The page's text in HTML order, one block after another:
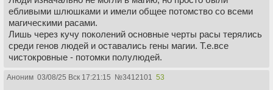
ебливыми шлюшками и имели общее потомство со всеми
магическими расами.
Лишь через кучу поколений основные черты расы терялись
среди генов людей и оставались гены магии. Т.е.все
чистокровные - потомки полулюдей.
Аноним 03/08/25 Вск 17:21:15 №3412101 53